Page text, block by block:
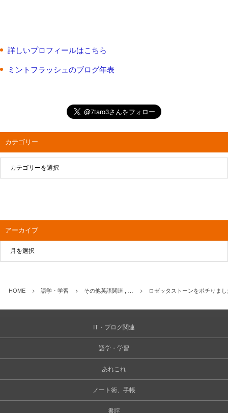
詳しいプロフィールはこちら
ミントフラッシュのブログ年表
カテゴリー
アーカイブ
HOME 語学・学習 その他英語関連 , … ロゼッタストーンをポチりま
IT・ブログ関連
語学・学習
あれこれ
ノート術、手帳
書評